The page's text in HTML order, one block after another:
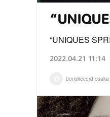
“UNIQUES
2022.04.21 11:14
bonsirecord osaka